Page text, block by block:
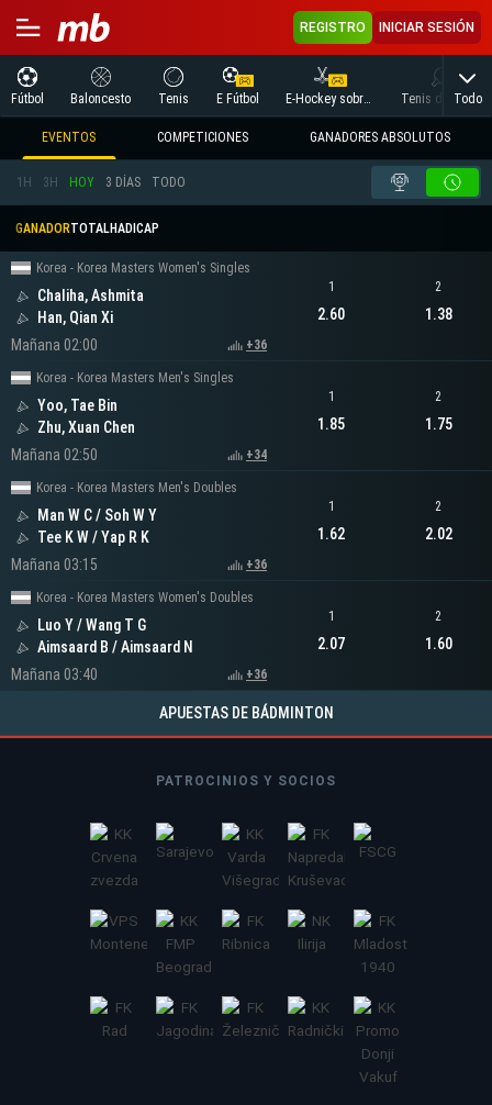
REGISTRO INICIAR SESIÓN
Fútbol Baloncesto Tenis E Fútbol E-Hockey sobre hielo Tenis de mesa
Todo
EVENTOS COMPETICIONES GANADORES ABSOLUTOS
1H 3H HOY 3 DÍAS TODO
GANADORTOTALHADICAP
Korea - Korea Masters Women's Singles
Chaliha, Ashmita
Han, Qian Xi
Mañana 02:00
+36
1
2.60
2
1.38
Korea - Korea Masters Men's Singles
Yoo, Tae Bin
Zhu, Xuan Chen
Mañana 02:50
+34
1
1.85
2
1.75
Korea - Korea Masters Men's Doubles
Man W C / Soh W Y
Tee K W / Yap R K
Mañana 03:15
+36
1
1.62
2
2.02
Korea - Korea Masters Women's Doubles
Luo Y / Wang T G
Aimsaard B / Aimsaard N
Mañana 03:40
+36
1
2.07
2
1.60
APUESTAS DE BÁDMINTON
PATROCINIOS Y SOCIOS